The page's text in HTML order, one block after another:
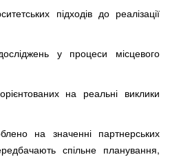
підходів до реалізації
у процеси місцевого
на реальні виклики
на значенні партнерських
спільне планування,